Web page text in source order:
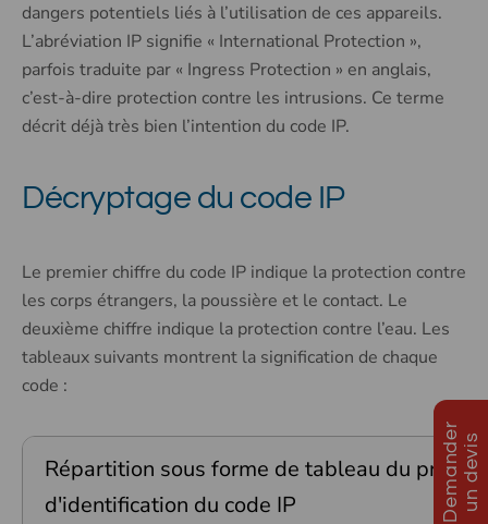
D
e
m
a
n
d
e
r
u
n
d
e
v
is
dangers potentiels liés à l’utilisation de ces appareils.
L’abréviation IP signifie « International Protection »,
parfois traduite par « Ingress Protection » en anglais,
c’est-à-dire protection contre les intrusions. Ce terme
décrit déjà très bien l’intention du code IP.
Décryptage du code IP
Le premier chiffre du code IP indique la protection contre
les corps étrangers, la poussière et le contact. Le
deuxième chiffre indique la protection contre l’eau. Les
tableaux suivants montrent la signification de chaque
code :
Répartition sous forme de tableau du
d'identification du code IP